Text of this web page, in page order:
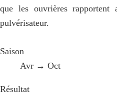
que les ouvrières
pulvérisateur.
Saison
Avr → Oct
Résultat